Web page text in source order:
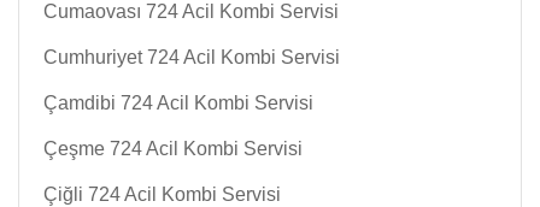
Cumaovası 724 Acil Kombi Servisi
Cumhuriyet 724 Acil Kombi Servisi
Çamdibi 724 Acil Kombi Servisi
Çeşme 724 Acil Kombi Servisi
Çiğli 724 Acil Kombi Servisi